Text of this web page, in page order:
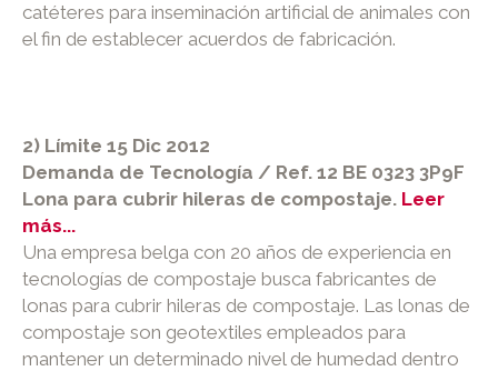
catéteres para inseminación artificial de animales con
el fin de establecer acuerdos de fabricación.
2) Límite 15 Dic 2012
Demanda de Tecnología / Ref. 12 BE 0323 3P9F
Lona para cubrir hileras de compostaje. Leer
más...
Una empresa belga con 20 años de experiencia en
tecnologías de compostaje busca fabricantes de
lonas para cubrir hileras de compostaje. Las lonas de
compostaje son geotextiles empleados para
mantener un determinado nivel de humedad dentro